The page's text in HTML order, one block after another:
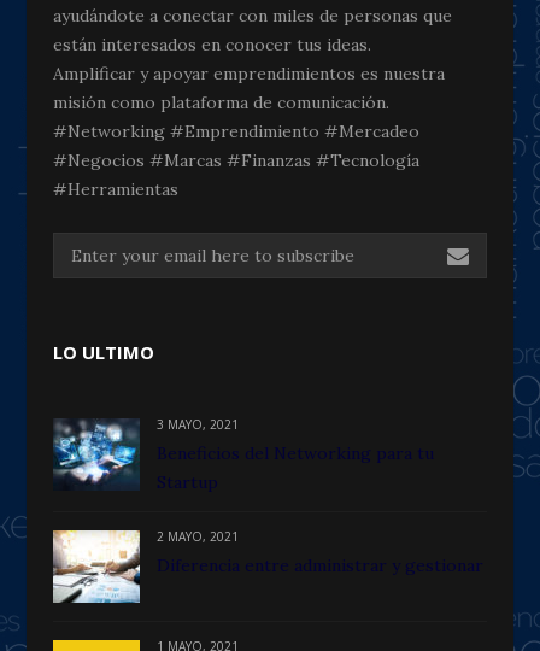
ayudándote a conectar con miles de personas que
están interesados en conocer tus ideas.
Amplificar y apoyar emprendimientos es nuestra
misión como plataforma de comunicación.
#Networking #Emprendimiento #Mercadeo
#Negocios #Marcas #Finanzas #Tecnología
#Herramientas
LO ULTIMO
3 MAYO, 2021
Beneficios del Networking para tu
Startup
2 MAYO, 2021
Diferencia entre administrar y gestionar
1 MAYO, 2021